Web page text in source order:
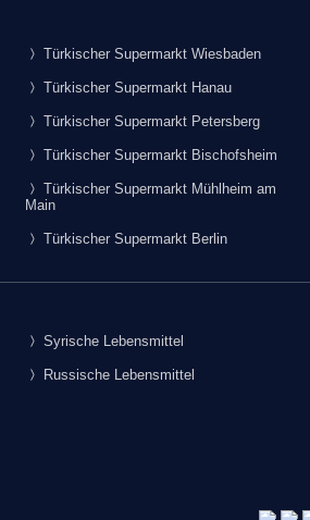
Türkischer Supermarkt Wiesbaden
Türkischer Supermarkt Hanau
Türkischer Supermarkt Petersberg
Türkischer Supermarkt Bischofsheim
Türkischer Supermarkt Mühlheim am
Main
Türkischer Supermarkt Berlin
Syrische Lebensmittel
Russische Lebensmittel